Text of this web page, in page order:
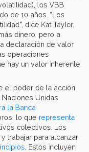
los VBB
de 10 años. “Los
dice Kat Taylor.
dinero, pero a
declaración de valor
operaciones
hay un valor inherente
el poder de la acción
Unidas
la Banca
lo que representa
colectivos. Los
trabajar para alcanzar
. Estos incluyen